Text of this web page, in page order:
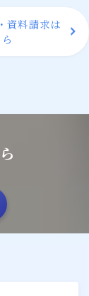
資料請求は